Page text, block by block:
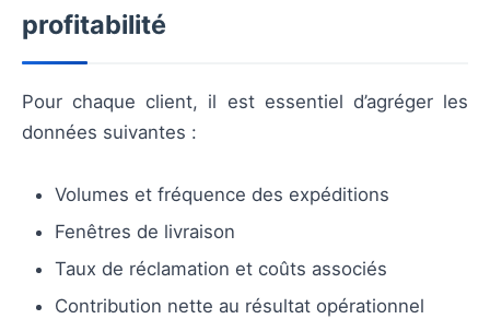
profitabilité
Pour chaque client, il est essentiel d’agréger les
données suivantes :
Volumes et fréquence des expéditions
Fenêtres de livraison
Taux de réclamation et coûts associés
Contribution nette au résultat opérationnel